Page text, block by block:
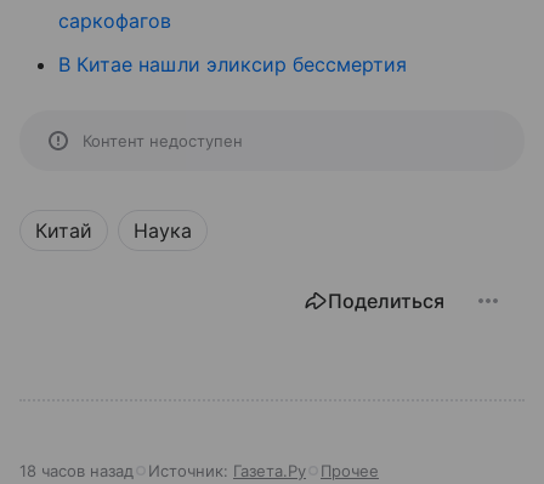
саркофагов
В Китае нашли эликсир бессмертия
Контент недоступен
Китай Наука
Поделиться
18 часов назад Источник: Газета.Ру Прочее